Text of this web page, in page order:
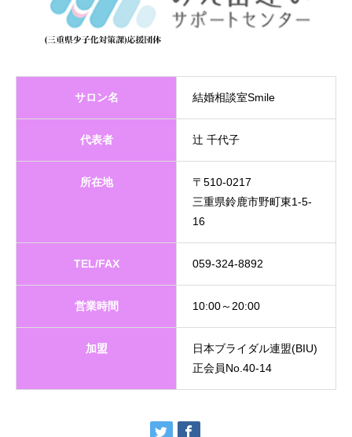
サロン名 結婚相談室Smile
代表者 辻 千代子
所在地
〒510-0217
三重県鈴鹿市野町東1-5-
16
TEL/FAX 059-324-8892
営業時間 10:00～20:00
加盟
日本ブライダル連盟(BIU)
正会員No.40-14